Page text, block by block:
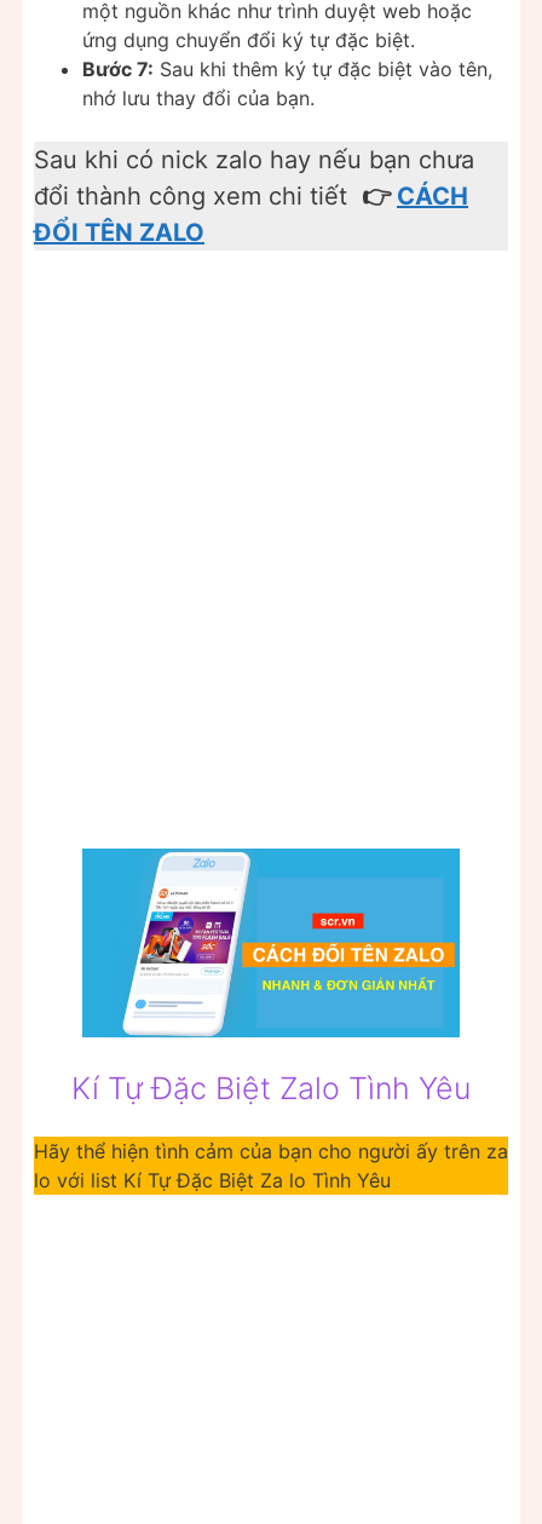
một nguồn khác như trình duyệt web hoặc
ứng dụng chuyển đổi ký tự đặc biệt.
Bước 7: Sau khi thêm ký tự đặc biệt vào tên,
nhớ lưu thay đổi của bạn.
Sau khi có nick zalo hay nếu bạn chưa
đổi thành công xem chi tiết 👉 CÁCH
ĐỔI TÊN ZALO
Kí Tự Đặc Biệt Zalo Tình Yêu
Hãy thể hiện tình cảm của bạn cho người ấy trên za
lo với list Kí Tự Đặc Biệt Za lo Tình Yêu